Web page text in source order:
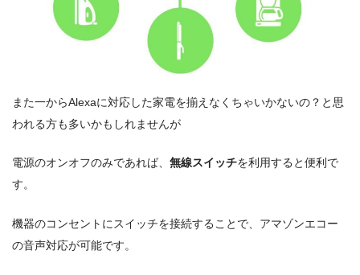
また一からAlexaに対応した家電を揃えなくちゃいかないの？と思
われる方も多いかもしれませんが
電源のオンオフのみであれば、 無線スイッチを利用すると便利で
す。
機器のコンセントにスイッチを接続することで、アマゾンエコー
の音声対応が可能です。